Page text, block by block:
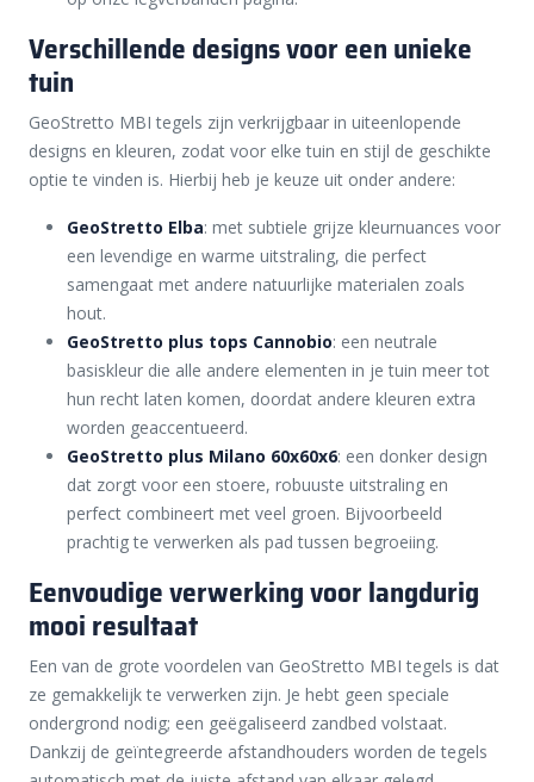
Verschillende designs voor een unieke
tuin
GeoStretto MBI tegels zijn verkrijgbaar in uiteenlopende
designs en kleuren, zodat voor elke tuin en stijl de geschikte
optie te vinden is. Hierbij heb je keuze uit onder andere:
GeoStretto Elba: met subtiele grijze kleurnuances voor
een levendige en warme uitstraling, die perfect
samengaat met andere natuurlijke materialen zoals
hout.
GeoStretto plus tops Cannobio: een neutrale
basiskleur die alle andere elementen in je tuin meer tot
hun recht laten komen, doordat andere kleuren extra
worden geaccentueerd.
GeoStretto plus Milano 60x60x6: een donker design
dat zorgt voor een stoere, robuuste uitstraling en
perfect combineert met veel groen. Bijvoorbeeld
prachtig te verwerken als pad tussen begroeiing.
Eenvoudige verwerking voor langdurig
mooi resultaat
Een van de grote voordelen van GeoStretto MBI tegels is dat
ze gemakkelijk te verwerken zijn. Je hebt geen speciale
ondergrond nodig; een geëgaliseerd zandbed volstaat.
Dankzij de geïntegreerde afstandhouders worden de tegels